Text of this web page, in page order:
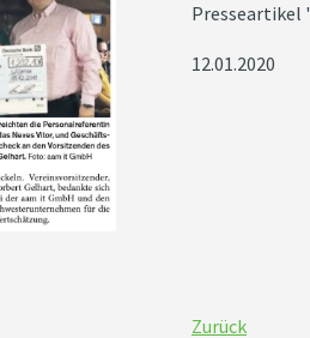
Presseartikel
12.01.2020
Zurück